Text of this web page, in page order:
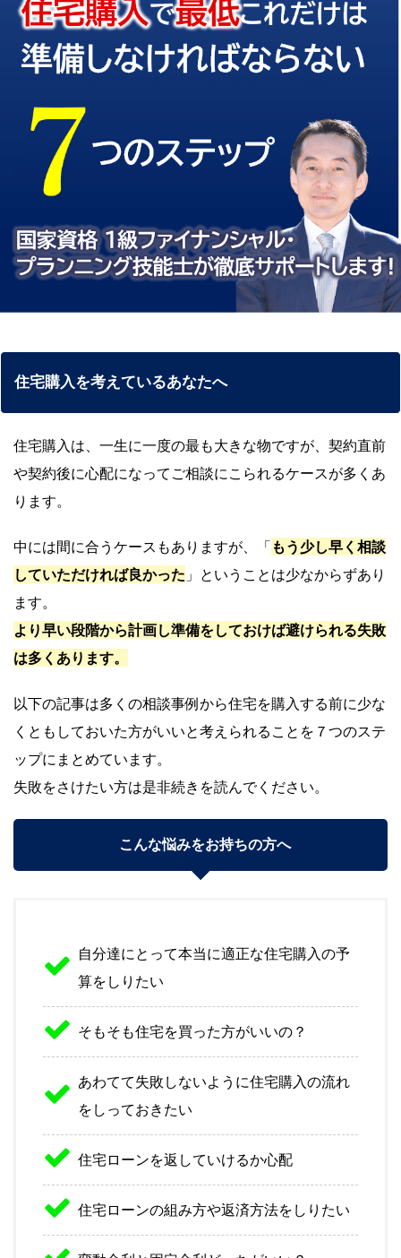
住宅購入を考えているあなたへ
住宅購入は、一生に一度の最も大きな物ですが、契約直前
や契約後に心配になってご相談にこられるケースが多くあ
ります。
中には間に合うケースもありますが、「 もう少し早く相談
していただければ良かった 」ということは少なからずあり
ます。
より早い段階から計画し準備をしておけば避けられる失敗
は多くあります。
以下の記事は多くの相談事例から住宅を購入する前に少な
くともしておいた方がいいと考えられることを７つのステ
ップにまとめています。
失敗をさけたい方は是非続きを読んでください。
こんな悩みをお持ちの方へ
自分達にとって本当に適正な住宅購入の予
算をしりたい
そもそも住宅を買った方がいいの？
あわてて失敗しないように住宅購入の流れ
をしっておきたい
住宅ローンを返していけるか心配
住宅ローンの組み方や返済方法をしりたい